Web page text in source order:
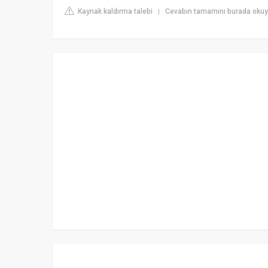
Kaynak kaldırma talebi | Cevabın tamamını burada